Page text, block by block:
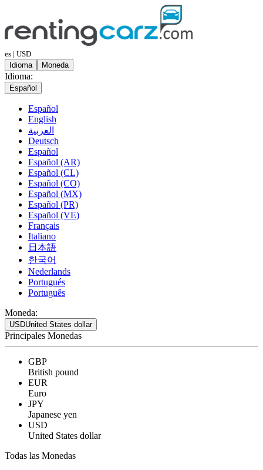
es | USD
Idioma
Moneda
Idioma:
Español
Español
English
العربية
Deutsch
Español
Español (AR)
Español (CL)
Español (CO)
Español (MX)
Español (PR)
Español (VE)
Français
Italiano
日本語
한국어
Nederlands
Portugués
Português
Moneda:
USDUnited States dollar
Principales Monedas
GBP
British pound
EUR
Euro
JPY
Japanese yen
USD
United States dollar
Todas las Monedas